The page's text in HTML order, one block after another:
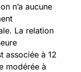
n’a aucune
La relation
associée à 12
modérée à